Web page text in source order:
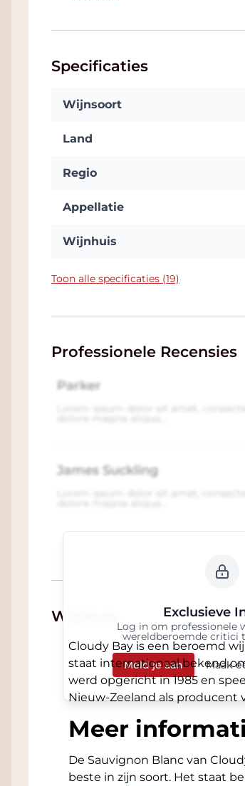
Specificaties
Wijnsoort
Land
Regio
Appellatie
Wijnhuis
Toon alle specificaties (19)
Professionele Recensies
Parker
Lorem ipsum dolor sit amet,
James Suckling
Lorem ipsum dolor sit amet,
Exclusieve
Log in om professionele
wereldberoemde critici
Meld je aan Maak
Wijnhuis
Cloudy Bay is een beroemd
staat internationaal bekend
werd opgericht in 1985 en
Nieuw-Zeeland als producent
Meer
De Sauvignon Blanc van
beste in zijn soort. Het staat